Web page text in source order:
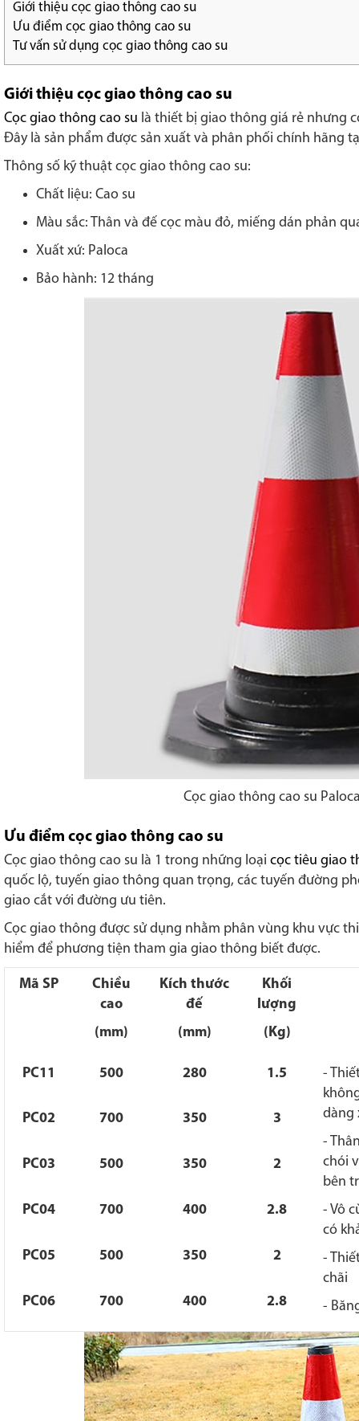
Giới thiệu cọc giao thông cao su
Ưu điểm cọc giao thông cao su
Tư vấn sử dụng cọc giao thông cao su
Giới thiệu cọc giao thông cao su
Cọc giao thông cao su là thiết bị giao thông giá rẻ nhưng
Đây là sản phẩm được sản xuất và phân phối chính hãng
Thông số kỹ thuật cọc giao thông cao su:
Chất liệu: Cao su
Màu sắc: Thân và đế cọc màu đỏ, miếng dán phản
Xuất xứ: Paloca
Bảo hành: 12 tháng
Cọc giao thông cao su
Ưu điểm cọc giao thông cao su
Cọc giao thông cao su là 1 trong những loại cọc tiêu giao
quốc lộ, tuyến giao thông quan trọng, các tuyến đường
giao cắt với đường ưu tiên.
Cọc giao thông được sử dụng nhằm phân vùng khu vực
hiểm để phương tiện tham gia giao thông biết được.
Mã SP
Chiều
cao
(mm)
Kích thước
đế
(mm)
Khối
lượng
(Kg)
PC11 500 280 1.5
-
dàng
-
chói
bên
- Vô
có
-
chãi
-
PC02 700 350 3
PC03 500 350 2
PC04 700 400 2.8
PC05 500 350 2
PC06 700 400 2.8